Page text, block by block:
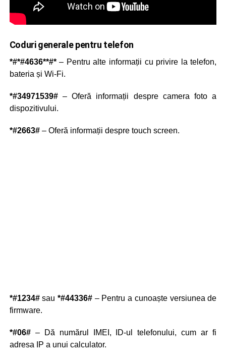
Coduri generale pentru telefon
*#*#4636**#*– Pentru alte informații cu privire la telefon,
bateria și Wi-Fi.
*#34971539#– Oferă informații despre camera foto a
dispozitivului.
*#2663#– Oferă informații despre touch screen.
*#1234#sau*#44336# – Pentru a cunoaște versiunea de
firmware.
*#06#– Dă numărul IMEI, ID-ul telefonului, cum ar fi
adresa IP a unui calculator.